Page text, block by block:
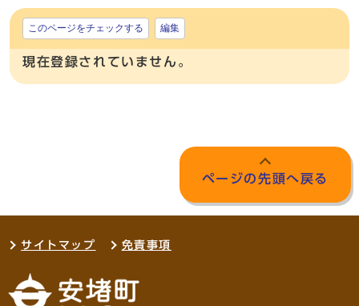
このページをチェックする 編集
現在登録されていません。
ページの先頭へ戻る
サイトマップ 免責事項